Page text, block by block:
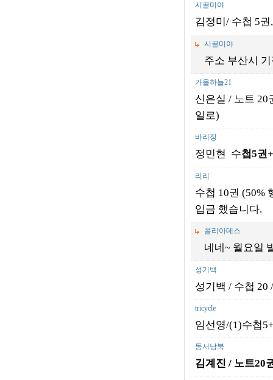
시골미야
김정미/ 수첩 5
시골미야
주소 부산시
가을하늘21
신은실 / 노트 20
일로)
바리정
정민현 수첩5권+
리리
수첩 10권 (50%
입금 했습니다.
폴리아데스
네네~ 월요일
성기백
성기백 / 수첩 20
tricycle
임선영/(1)수첩
동서남북
김계진 / 노트20